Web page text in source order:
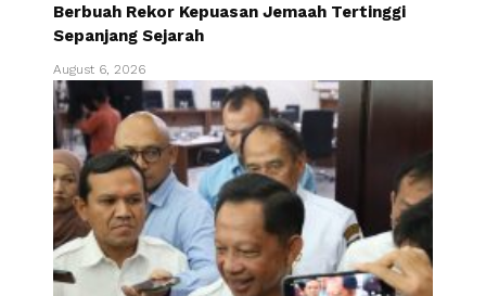
Berbuah Rekor Kepuasan Jemaah Tertinggi
Sepanjang Sejarah
August 6, 2026